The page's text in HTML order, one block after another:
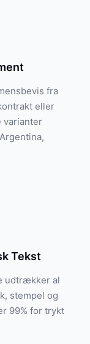
fra
eller
varianter
Tekst
udtrækker al
stempel og
99% for trykt